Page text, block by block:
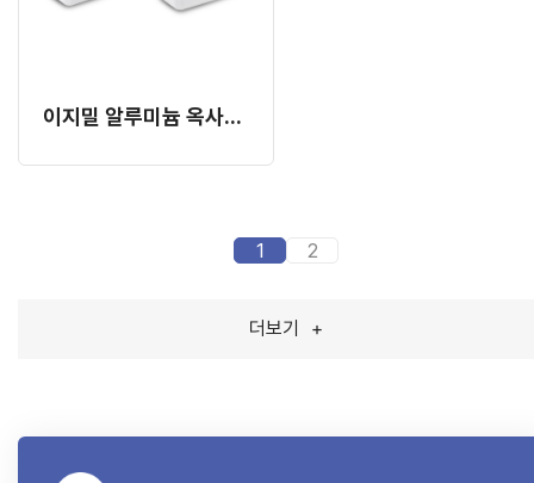
이지밀 알루미늄 옥사이드 파우더
1 2
더보기 +